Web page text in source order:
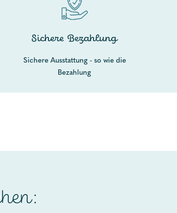
Sichere Bezahlung
Sichere Ausstattung - so wie die
Bezahlung